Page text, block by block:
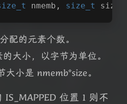
nmemb, size_t size)
配的元素个数。
大小，以字节为单位。
大小是 nmemb*size。
位置 1 则不